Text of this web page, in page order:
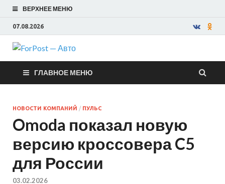
ВЕРХНЕЕ МЕНЮ
07.08.2026
ForPost —
Авто
ГЛАВНОЕ МЕНЮ
НОВОСТИ КОМПАНИЙ / ПУЛЬС
Omoda показал новую
версию кроссовера C5
для России
03.02.2026